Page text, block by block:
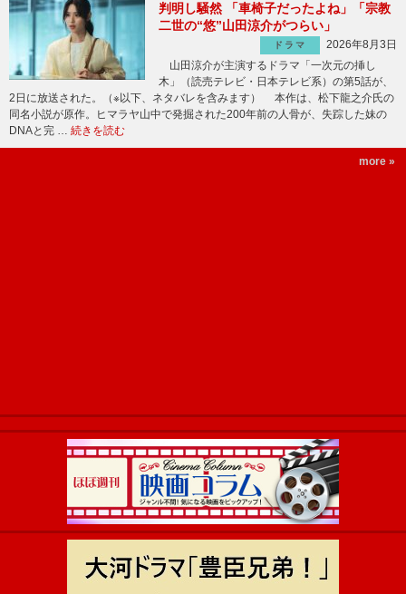
判明し騒然 「車椅子だったよね」「宗教
二世の“悠”山田涼介がつらい」
ドラマ
2026年8月3日
山田涼介が主演するドラマ「一次元の挿し
木」（読売テレビ・日本テレビ系）の第5話が、
2日に放送された。（※以下、ネタバレを含みます） 本作は、松下龍之介氏の
同名小説が原作。ヒマラヤ山中で発掘された200年前の人骨が、失踪した妹の
DNAと完 … 続きを読む
more »